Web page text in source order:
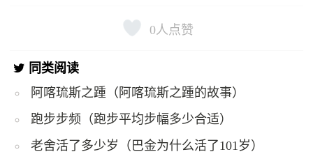
0 人点赞
同类阅读
阿喀琉斯之踵（阿喀琉斯之踵的故事）
跑步步频（跑步平均步幅多少合适）
老舍活了多少岁（巴金为什么活了101岁）